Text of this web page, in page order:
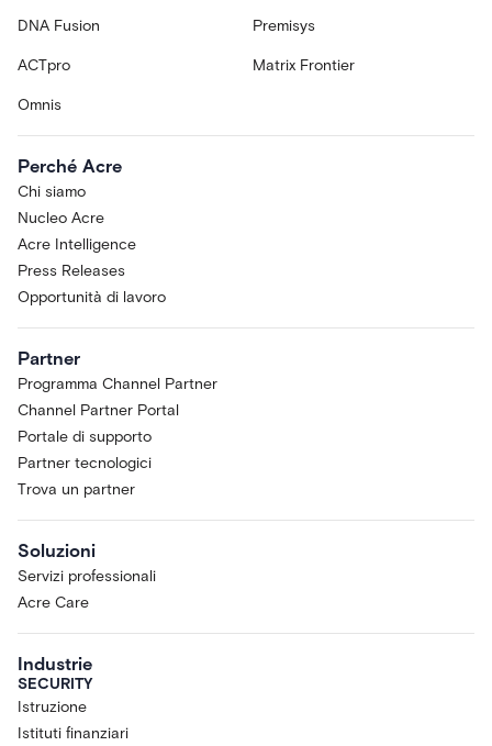
DNA Fusion Premisys
ACTpro Matrix Frontier
Omnis
Perché Acre
Chi siamo
Nucleo Acre
Acre Intelligence
Press Releases
Opportunità di lavoro
Partner
Programma Channel Partner
Channel Partner Portal
Portale di supporto
Partner tecnologici
Trova un partner
Soluzioni
Servizi professionali
Acre Care
Industrie
SECURITY
Istruzione
Istituti finanziari